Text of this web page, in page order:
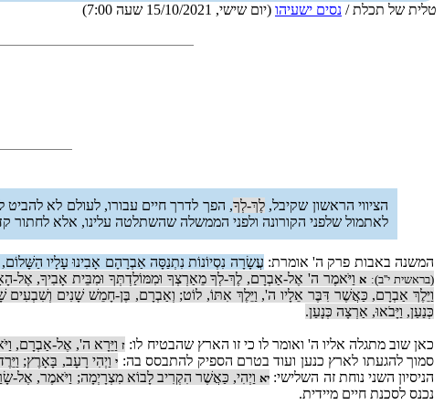
טלית של תכלת / נסים ישעיהו (יום שישי, 15/10/2021 שעה 7:00)
הציווי הראשון שקיבל, לֶךְ-לְךָ, הפך לדרך חיים עבורו, לעולם לא
לאתמול שלפני הקורונה ולפני הממשלה שהשתלטה עלינו, אלא לחתור
המשנה באבות פרק ה' אומרת: עֲשָׂרָה נִסְיוֹנוֹת נִתְנַסָּה אַבְרָהָם אָבִינוּ עָלָיו
(בראשית י''ב): אוַיֹּאמֶר ה' אֶל-אַבְרָם, לֶךְ-לְךָ מֵאַרְצְךָ וּמִמּוֹלַדְתְּךָ וּמִבֵּית אָבִיךָ,
וַיֵּלֶךְ אַבְרָם, כַּאֲשֶׁר דִּבֶּר אֵלָיו ה', וַיֵּלֶךְ אִתּוֹ, לוֹט; וְאַבְרָם, בֶּן-חָמֵשׁ שָׁנִים
כְּנַעַן, וַיָּבֹאוּ, אַרְצָה כְּנָעַן.
כאן שוב מתגלה אליו ה' ואומר לו כי זו הארץ שהבטיח לו: זוַיֵּרָא ה', אֶל-אַבְרָם,
סמוך להגעתו לארץ כנען ועוד בטרם הספיק להתבסס בה: יוַיְהִי רָעָב, בָּאָרֶץ;
הניסיון השני נוחת זה השלישי: יאוַיְהִי, כַּאֲשֶׁר הִקְרִיב לָבוֹא מִצְרָיְמָה; וַיֹּאמֶר,
נכנס לסכנת חיים מיידית.